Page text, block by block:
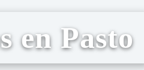
en Pasto